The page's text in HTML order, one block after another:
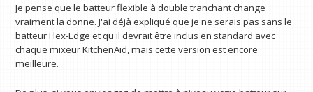
Je pense que le batteur flexible à double tranchant change
vraiment la donne. J'ai déjà expliqué que je ne serais pas sans le
batteur Flex-Edge et qu'il devrait être inclus en standard avec
chaque mixeur KitchenAid, mais cette version est encore
meilleure.